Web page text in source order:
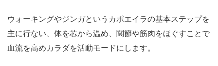
ウォーキングやジンガというカポエイラの基本ステップを
主に行ない、体を芯から温め、関節や筋肉をほぐすことで
血流を高めカラダを活動モードにします。